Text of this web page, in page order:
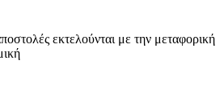
εκτελούνται με την μεταφορική